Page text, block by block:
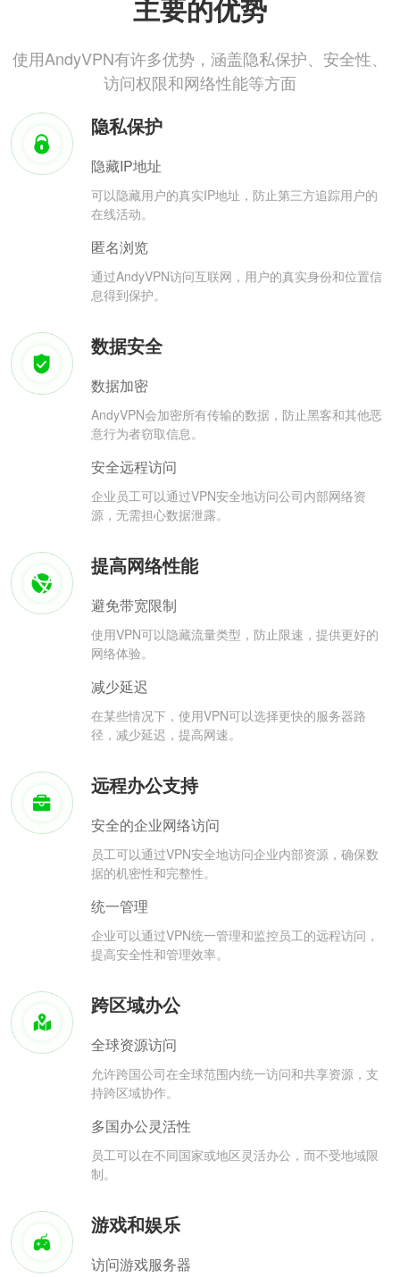
主要的优势
使用AndyVPN有许多优势，涵盖隐私保护、安全性、
访问权限和网络性能等方面
隐私保护
隐藏IP地址
可以隐藏用户的真实IP地址，防止第三方追踪用户的
在线活动。
匿名浏览
通过AndyVPN访问互联网，用户的真实身份和位置信
息得到保护。
数据安全
数据加密
AndyVPN会加密所有传输的数据，防止黑客和其他恶
意行为者窃取信息。
安全远程访问
企业员工可以通过VPN安全地访问公司内部网络资
源，无需担心数据泄露。
提高网络性能
避免带宽限制
使用VPN可以隐藏流量类型，防止限速，提供更好的
网络体验。
减少延迟
在某些情况下，使用VPN可以选择更快的服务器路
径，减少延迟，提高网速。
远程办公支持
安全的企业网络访问
员工可以通过VPN安全地访问企业内部资源，确保数
据的机密性和完整性。
统一管理
企业可以通过VPN统一管理和监控员工的远程访问，
提高安全性和管理效率。
跨区域办公
全球资源访问
允许跨国公司在全球范围内统一访问和共享资源，支
持跨区域协作。
多国办公灵活性
员工可以在不同国家或地区灵活办公，而不受地域限
制。
游戏和娱乐
访问游戏服务器